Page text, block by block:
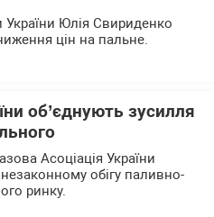
України Юлія Свириденко
цін на пальне.
об’єднують зусилля
Асоціація України
обігу паливно-
ринку.